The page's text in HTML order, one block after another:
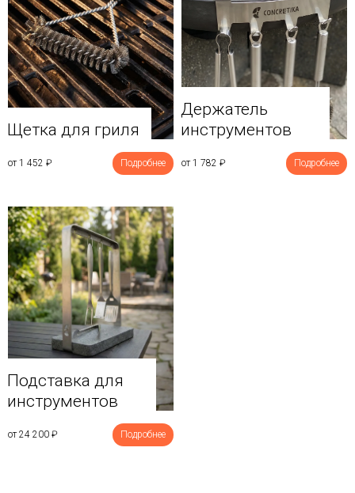
Щетка для гриля
от 1 452 ₽ Подробнее
Держатель
инструментов
от 1 782 ₽ Подробнее
Подставка для
инструментов
от 24 200 ₽ Подробнее